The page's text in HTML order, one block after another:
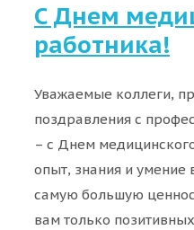
С Днем
работника!
Уважаемые коллеги,
поздравления с
– с Днем
опыт, знания и
самую большую
вам только